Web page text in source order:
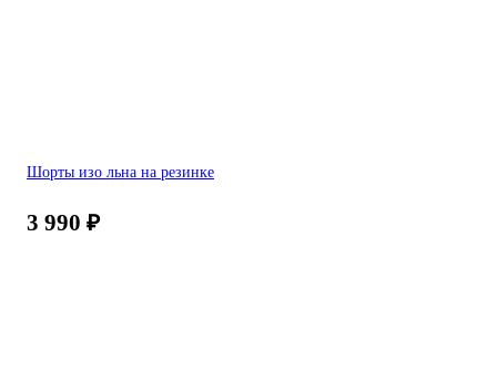
Шорты изо льна на резинке
3 990 ₽